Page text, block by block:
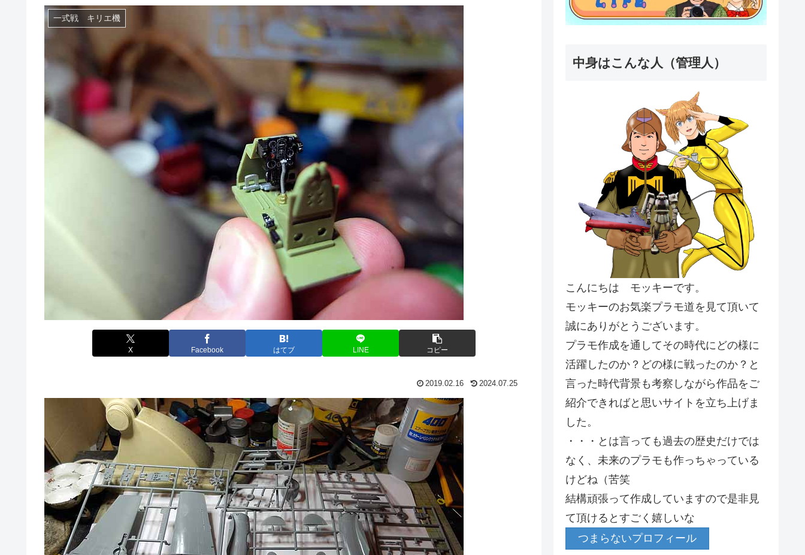
一式戦 キリエ機
X Facebook はてブ LINE コピー
2019.02.16 2024.07.25
中身はこんな人（管理人）
こんにちは モッキーです。
モッキーのお気楽プラモ道を見て頂いて
誠にありがとうございます。
プラモ作成を通してその時代にどの様に
活躍したのか？どの様に戦ったのか？と
言った時代背景も考察しながら作品をご
紹介できればと思いサイトを立ち上げま
した。
・・・とは言っても過去の歴史だけでは
なく、未来のプラモも作っちゃっている
けどね（苦笑
結構頑張って作成していますので是非見
て頂けるとすごく嬉しいな
つまらないプロフィール